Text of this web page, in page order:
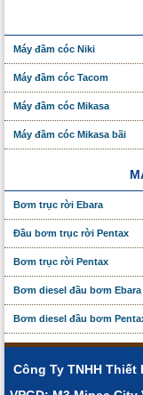
Máy đầm cóc Niki
Máy đầm cóc Tacom
Máy đầm cóc Mikasa
Máy đầm cóc Mikasa bãi
Bơm trục rời Ebara
Đầu bơm trục rời Pentax
Bơm trục rời Pentax
Bơm diesel đầu bơm Ebara
Bơm diesel đầu bơm
Công Ty TNHH